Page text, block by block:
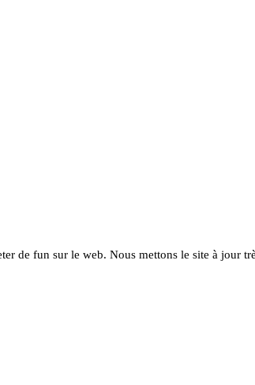
de fun sur le web. Nous mettons le site à jour